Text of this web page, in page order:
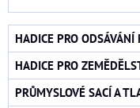
HADICE PRO
HADICE PRO
PRŮMYSLOVÉ SACÍ A